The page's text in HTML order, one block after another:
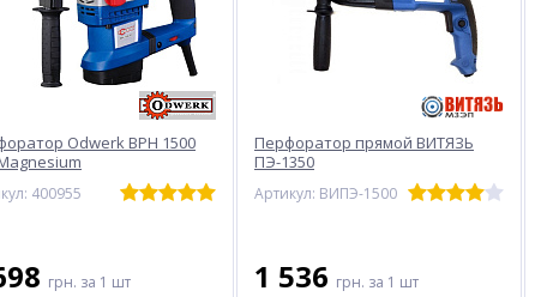
Odwerk BPH 1500
400955
грн. за 1 шт
Перфоратор прямой ВИТЯЗЬ
ПЭ-1350
Артикул: ВИПЭ-1500
1 536 грн. за 1 шт